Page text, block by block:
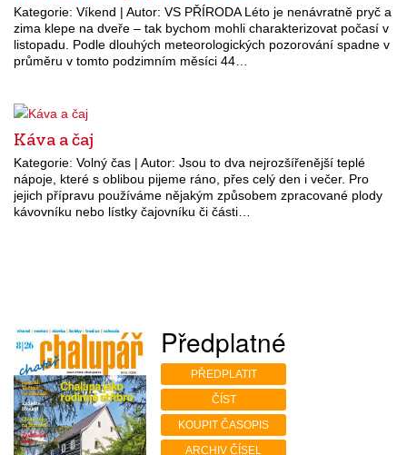
Kategorie: Víkend | Autor: VS PŘÍRODA Léto je nenávratně pryč a
zima klepe na dveře – tak bychom mohli charakterizovat počasí v
listopadu. Podle dlouhých meteorologických pozorování spadne v
průměru v tomto podzimním měsíci 44…
Káva a čaj
Kategorie: Volný čas | Autor: Jsou to dva nejrozšířenější teplé
nápoje, které s oblibou pijeme ráno, přes celý den i večer. Pro
jejich přípravu používáme nějakým způsobem zpracované plody
kávovníku nebo lístky čajovníku či části…
Předplatné
PŘEDPLATIT
ČÍST
KOUPIT ČASOPIS
ARCHIV ČÍSEL